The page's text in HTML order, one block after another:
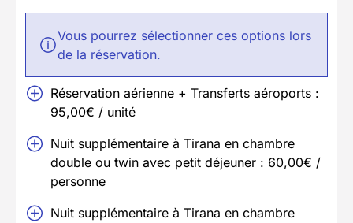
Vous pourrez sélectionner ces options lors
de la réservation.
Réservation aérienne + Transferts aéroports :
95,00€ / unité
Nuit supplémentaire à Tirana en chambre
double ou twin avec petit déjeuner : 60,00€ /
personne
Nuit supplémentaire à Tirana en chambre